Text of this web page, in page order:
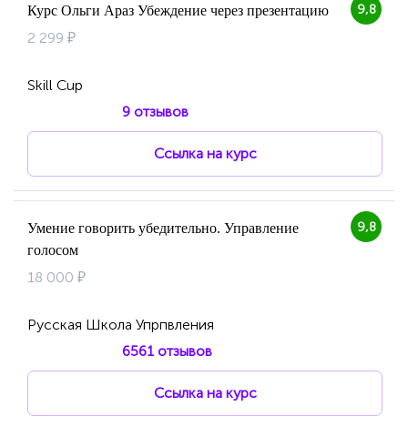
9,8
Курс Ольги Араз Убеждение через презентацию
2 299 ₽
Skill Cup
9 отзывов
Ссылка на курс
9,8
Умение говорить убедительно. Управление
голосом
18 000 ₽
Русская Школа Упрпвления
6561 отзывов
Ссылка на курс